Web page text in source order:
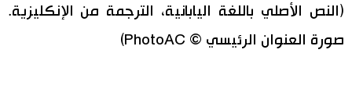
(النص الأصلي باللغة اليابانية، الترجمة من الإنكليزية.
صورة العنوان الرئيسي © PhotoAC)